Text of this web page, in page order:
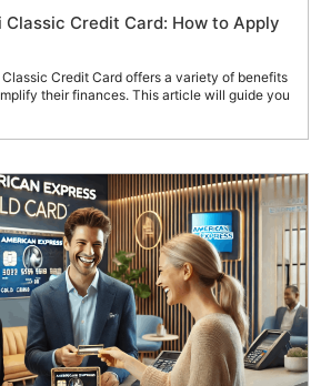
Credit Card: How to Apply
Credit Card offers a variety of benefits
their finances. This article will guide you